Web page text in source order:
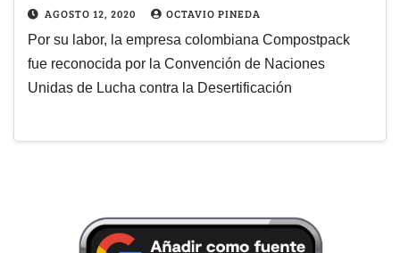
AGOSTO 12, 2020 OCTAVIO PINEDA
Por su labor, la empresa colombiana Compostpack
fue reconocida por la Convención de Naciones
Unidas de Lucha contra la Desertificación